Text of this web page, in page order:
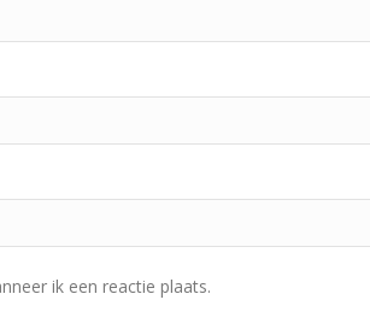
ik een reactie plaats.